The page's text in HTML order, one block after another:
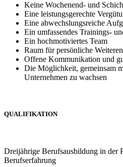
Keine Wochenend- und
Eine leistungsgerechte
Eine abwechslungsreiche
Ein umfassendes Trainings-
Ein hochmotiviertes Team
Raum für persönliche
Offene Kommunikation und
Die Möglichkeit, gemeinsam
Unternehmen zu wachsen
QUALIFIKATION
Dreijährige Berufsausbildung in der
Berufserfahrung